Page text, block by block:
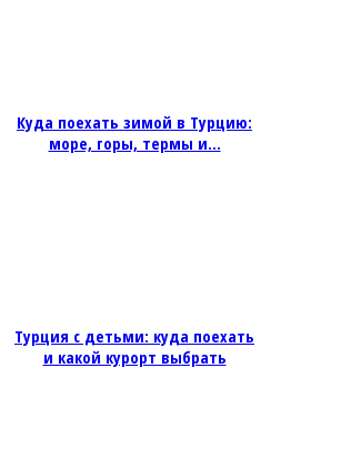
Куда поехать зимой в Турцию:
море, горы, термы и...
Турция с детьми: куда поехать
и какой курорт выбрать